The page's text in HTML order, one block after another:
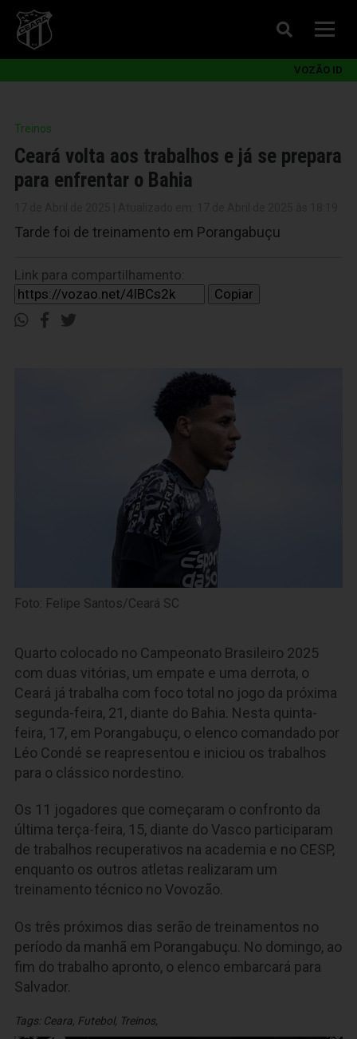
VOZÃO ID
Treinos
Ceará volta aos trabalhos e já se prepara
para enfrentar o Bahia
Tarde foi de treinamento em Porangabuçu
Link para compartilhamento:
Copiar
Foto: Felipe Santos/Ceará SC
Quarto colocado no Campeonato Brasileiro 2025
com duas vitórias, um empate e uma derrota, o
Ceará já trabalha com foco total no jogo da próxima
segunda-feira, 21, diante do Bahia. Nesta quinta-
feira, 17, em Porangabuçu, o elenco comandado por
Léo Condé se reapresentou e iniciou os trabalhos
para o clássico nordestino.
Os 11 jogadores que começaram o confronto da
última terça-feira, 15, diante do Vasco participaram
de trabalhos recuperativos na academia e no CESP,
enquanto os outros atletas realizaram um
treinamento técnico no Vovozão.
Os três próximos dias serão de treinamentos no
período da manhã em Porangabuçu. No domingo, ao
fim do trabalho apronto, o elenco embarcará para
Salvador.
Tags: Ceara, Futebol, Treinos,